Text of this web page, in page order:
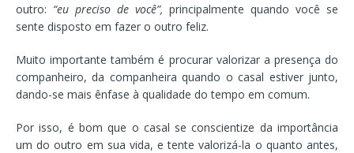
outro: “eu preciso de você”, principalmente quando você se
sente disposto em fazer o outro feliz.
Muito importante também é procurar valorizar a presença do
companheiro, da companheira quando o casal estiver junto,
dando-se mais ênfase à qualidade do tempo em comum.
Por isso, é bom que o casal se conscientize da importância
um do outro em sua vida, e tente valorizá-la o quanto antes,